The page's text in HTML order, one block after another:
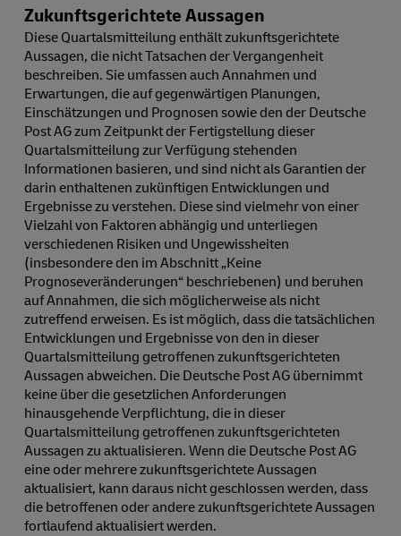
Zukunftsgerichtete Aussagen
Diese Quartalsmitteilung enthält zukunftsgerichtete
Aussagen, die nicht Tatsachen der Vergangenheit
beschreiben. Sie umfassen auch Annahmen und
Erwartungen, die auf gegenwärtigen Planungen,
Einschätzungen und Prognosen sowie den der Deutsche
Post AG zum Zeitpunkt der Fertigstellung dieser
Quartalsmitteilung zur Verfügung stehenden
Informationen basieren, und sind nicht als Garantien der
darin enthaltenen zukünftigen Entwicklungen und
Ergebnisse zu verstehen. Diese sind vielmehr von einer
Vielzahl von Faktoren abhängig und unterliegen
verschiedenen Risiken und Ungewissheiten
(insbesondere den im Abschnitt „Keine
Prognoseveränderungen“ beschriebenen) und beruhen
auf Annahmen, die sich möglicherweise als nicht
zutreffend erweisen. Es ist möglich, dass die tatsächlichen
Entwicklungen und Ergebnisse von den in dieser
Quartalsmitteilung getroffenen zukunftsgerichteten
Aussagen abweichen. Die Deutsche Post AG übernimmt
keine über die gesetzlichen Anforderungen
hinausgehende Verpflichtung, die in dieser
Quartalsmitteilung getroffenen zukunftsgerichteten
Aussagen zu aktualisieren. Wenn die Deutsche Post AG
eine oder mehrere zukunftsgerichtete Aussagen
aktualisiert, kann daraus nicht geschlossen werden, dass
die betroffenen oder andere zukunftsgerichtete Aussagen
fortlaufend aktualisiert werden.